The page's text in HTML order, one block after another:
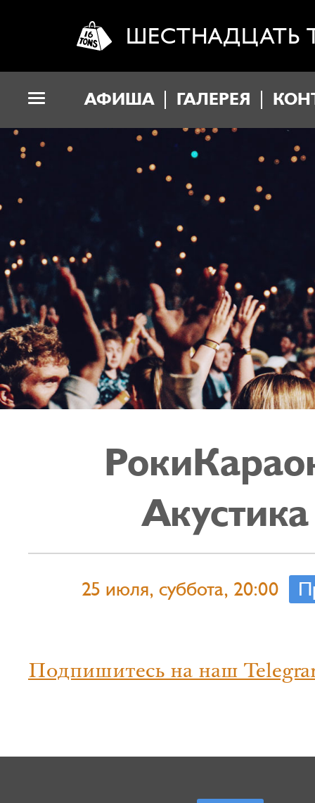
ШЕСТНАДЦАТЬ
АФИША ГАЛЕРЕЯ
Акустика
25 июля, суббота, 20:00
Подпишитесь на наш